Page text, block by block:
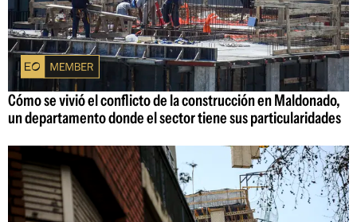
Cómo se vivió el conflicto de la construcción en Maldonado,
un departamento donde el sector tiene sus particularidades